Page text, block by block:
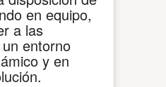
en equipo,
a las
entorno
y en